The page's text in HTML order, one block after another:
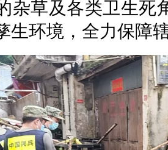
杂草及各类卫生死
生环境，全力保障